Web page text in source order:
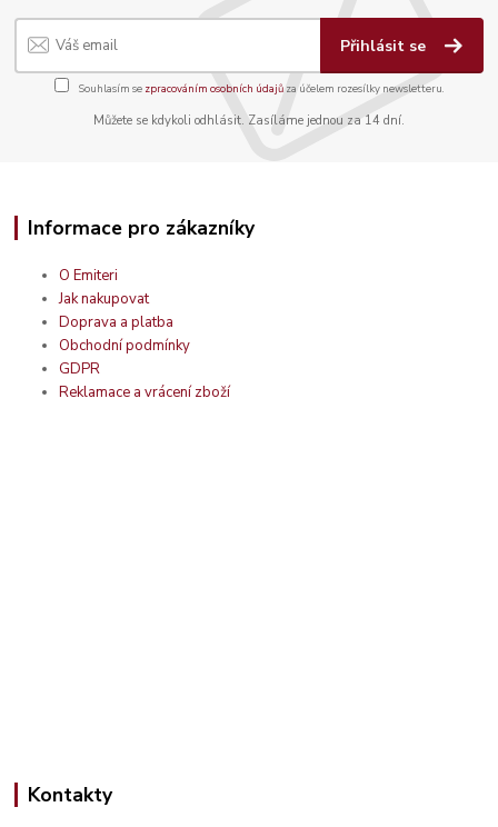
Přihlásit se
Souhlasím se zpracováním osobních údajůza účelem rozesílky newsletteru.
Můžete se kdykoli odhlásit. Zasíláme jednou za 14 dní.
Informace pro zákazníky
O Emiteri
Jak nakupovat
Doprava a platba
Obchodní podmínky
GDPR
Reklamace a vrácení zboží
Kontakty